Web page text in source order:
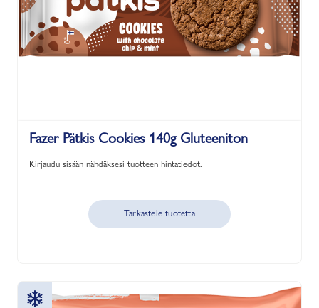
Fazer Pätkis Cookies 140g Gluteeniton
Kirjaudu sisään nähdäksesi tuotteen hintatiedot.
Tarkastele tuotetta